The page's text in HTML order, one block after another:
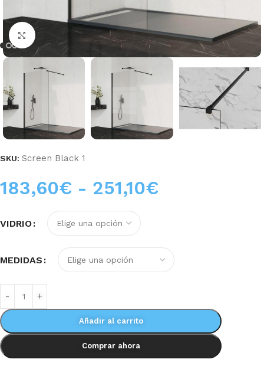
Haga clic para ampliar
SKU: Screen Black 1
183,60€ - 251,10€
VIDRIO
MEDIDAS
Añadir al carrito
Comprar ahora